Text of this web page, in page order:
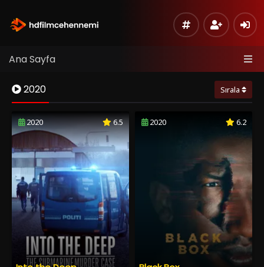
Ana Sayfa
2020 Sırala
2020 6.5 2020 6.2